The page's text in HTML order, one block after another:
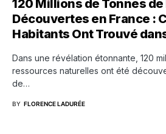
120 Millions de Tonnes
Découvertes en France :
Habitants Ont Trouvé
Dans une révélation étonnante, 120
ressources naturelles ont été
de…
BY FLORENCE LADURÉE